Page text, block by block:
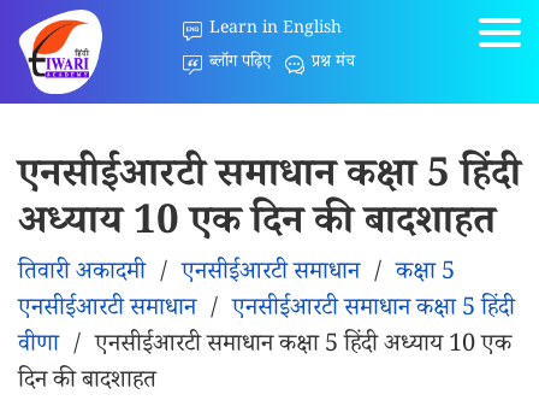
Learn in English
ब्लॉग पढ़िए
प्रश्न मंच
एनसीईआरटी समाधान कक्षा 5 हिंदी
अध्याय 10 एक दिन की बादशाहत
तिवारी अकादमी/एनसीईआरटी समाधान/कक्षा 5
एनसीईआरटी समाधान/एनसीईआरटी समाधान कक्षा 5 हिंदी
वीणा/एनसीईआरटी समाधान कक्षा 5 हिंदी अध्याय 10 एक
दिन की बादशाहत